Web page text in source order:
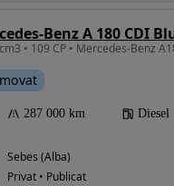
Benz A 180 CDI
• 109 CP • Mercedes-Benz
287 000 km Diesel
Sebes (Alba)
Privat • Publicat